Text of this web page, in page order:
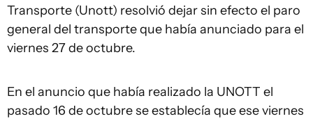
Transporte (Unott) resolvió dejar sin efecto el paro
general del transporte que había anunciado para el
viernes 27 de octubre.
En el anuncio que había realizado la UNOTT el
pasado 16 de octubre se establecía que ese viernes